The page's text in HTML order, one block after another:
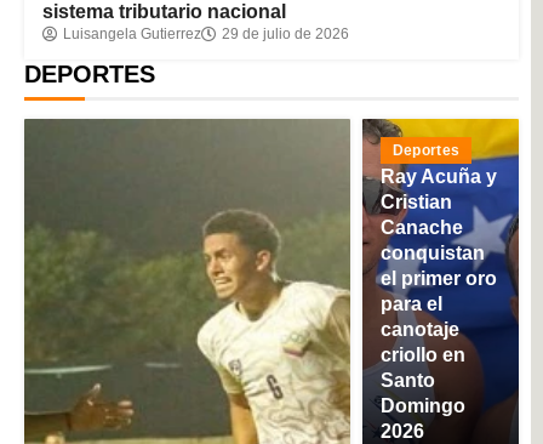
sistema tributario nacional
Luisangela Gutierrez 29 de julio de 2026
DEPORTES
Deportes
Ray Acuña y
Cristian
Canache
conquistan
el primer oro
para el
canotaje
criollo en
Santo
Domingo
2026